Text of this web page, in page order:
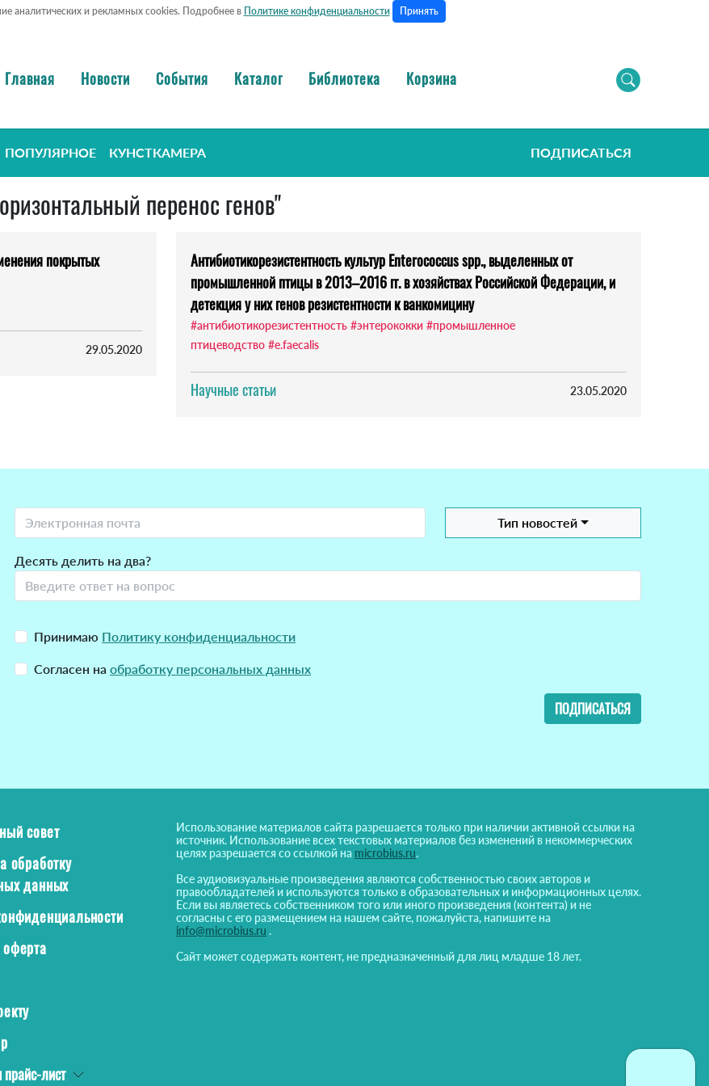
аналитических и рекламных cookies. Подробнее в Политике конфиденциальности Принять
Главная Новости События Каталог Библиотека Корзина
ПОПУЛЯРНОЕ КУНСТКАМЕРА ПОДПИСАТЬСЯ
перенос генов"
покрытых
29.05.2020
Антибиотикорезистентность культур Enterococcus spp., выделенных от
промышленной птицы в 2013–2016 гг. в хозяйствах Российской Федерации, и
детекция у них генов резистентности к ванкомицину
#антибиотикорезистентность #энтерококки #промышленное
птицеводство #e.faecalis
Научные статьи 23.05.2020
Тип новостей
Десять делить на два?
Принимаю Политику конфиденциальности
Согласен на обработку персональных данных
ПОДПИСАТЬСЯ
совет
обработку
данных
лист
Использование материалов сайта разрешается только при наличии активной ссылки на
источник. Использование всех текстовых материалов без изменений в некоммерческих
целях разрешается со ссылкой на microbius.ru.
Все аудиовизуальные произведения являются собственностью своих авторов и
правообладателей и используются только в образовательных и информационных целях.
Если вы являетесь собственником того или иного произведения (контента) и не
согласны с его размещением на нашем сайте, пожалуйста, напишите на
info@microbius.ru .
Сайт может содержать контент, не предназначенный для лиц младше 18 лет.